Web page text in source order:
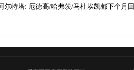
尔特塔: 厄德高/哈弗茨/马杜埃凯都下个月回